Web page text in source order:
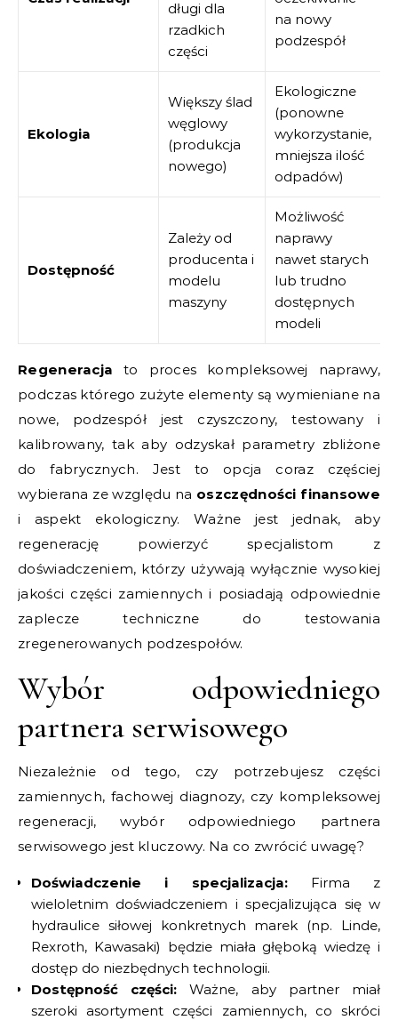
długi dla
rzadkich
części
na nowy
podzespół
Ekologia
Większy ślad
węglowy
(produkcja
nowego)
Ekologiczne
(ponowne
wykorzystanie,
mniejsza ilość
odpadów)
Dostępność
Zależy od
producenta i
modelu
maszyny
Możliwość
naprawy
nawet starych
lub trudno
dostępnych
modeli
Regeneracja to proces kompleksowej naprawy,
podczas którego zużyte elementy są wymieniane na
nowe, podzespół jest czyszczony, testowany i
kalibrowany, tak aby odzyskał parametry zbliżone
do fabrycznych. Jest to opcja coraz częściej
wybierana ze względu na oszczędności finansowe
i aspekt ekologiczny. Ważne jest jednak, aby
regenerację powierzyć specjalistom z
doświadczeniem, którzy używają wyłącznie wysokiej
jakości części zamiennych i posiadają odpowiednie
zaplecze techniczne do testowania
zregenerowanych podzespołów.
Wybór odpowiedniego
partnera serwisowego
Niezależnie od tego, czy potrzebujesz części
zamiennych, fachowej diagnozy, czy kompleksowej
regeneracji, wybór odpowiedniego partnera
serwisowego jest kluczowy. Na co zwrócić uwagę?
Doświadczenie i specjalizacja:Firma z
wieloletnim doświadczeniem i specjalizująca się w
hydraulice siłowej konkretnych marek (np. Linde,
Rexroth, Kawasaki) będzie miała głęboką wiedzę i
dostęp do niezbędnych technologii.
Dostępność części: Ważne, aby partner miał
szeroki asortyment części zamiennych, co skróci